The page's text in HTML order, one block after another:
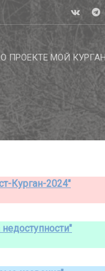
О ПРОЕКТЕ МОЙ КУРГАН
Курган-2024"